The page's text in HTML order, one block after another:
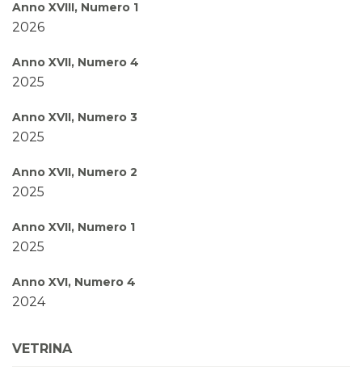
Anno XVIII, Numero 1
2026
Anno XVII, Numero 4
2025
Anno XVII, Numero 3
2025
Anno XVII, Numero 2
2025
Anno XVII, Numero 1
2025
Anno XVI, Numero 4
2024
2024
VETRINA